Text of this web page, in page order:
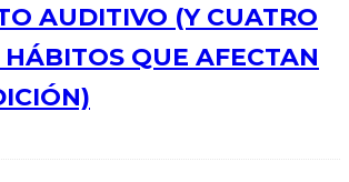
AUDITIVO (Y CUATRO
QUE AFECTAN